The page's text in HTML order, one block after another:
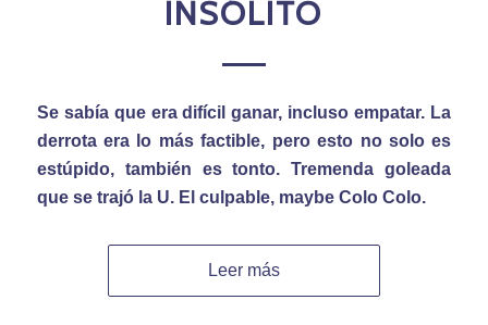
INSÓLITO
Se sabía que era difícil ganar, incluso empatar. La
derrota era lo más factible, pero esto no solo es
estúpido, también es tonto. Tremenda goleada
que se trajó la U. El culpable, maybe Colo Colo.
Leer más